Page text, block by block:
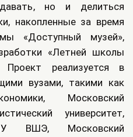
но и делиться
накопленные за время
«Доступный музей»,
«Летней школы
Проект реализуется в
вузами, такими как
Московский
университет,
ВШЭ, Московский